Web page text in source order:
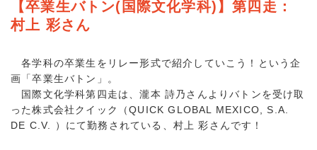
【卒業生バトン(国際文化学科)】第四走：
村上 彩さん
各学科の卒業生をリレー形式で紹介していこう！という企
画「卒業生バトン」。
国際文化学科第四走は、瀧本 詩乃さんよりバトンを受け取
った株式会社クイック（QUICK GLOBAL MEXICO, S.A.
DE C.V. ）にて勤務されている、村上 彩さんです！